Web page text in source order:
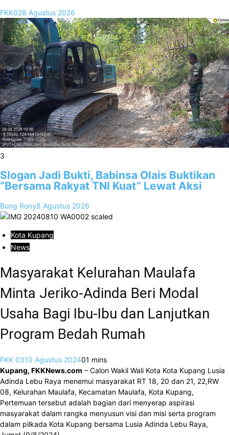
FKK028 Agustus 2026
3
Slogan Jadi Bukti, Babinsa Olais Buktikan
“Bersama Rakyat TNI Kuat” Lewat Aksi
Bung Rony8 Agustus 2026
Kota Kupang
News
Masyarakat Kelurahan Maulafa
Minta Jeriko-Adinda Beri Modal
Usaha Bagi Ibu-Ibu dan Lanjutkan
Program Bedah Rumah
FKK 0310 Agustus 202401 mins
Kupang, FKKNews.com – Calon Wakil Wali Kota Kota Kupang Lusia
Adinda Lebu Raya menemui masyarakat RT 18, 20 dan 21, 22,RW
08, Kelurahan Maulafa, Kecamatan Maulafa, Kota Kupang,
Pertemuan tersebut adalah bagian dari menyerap aspirasi
masyarakat dalam rangka menyusun visi dan misi serta program
dalam pilkada Kota Kupang bersama Lusia Adinda Lebu Raya,